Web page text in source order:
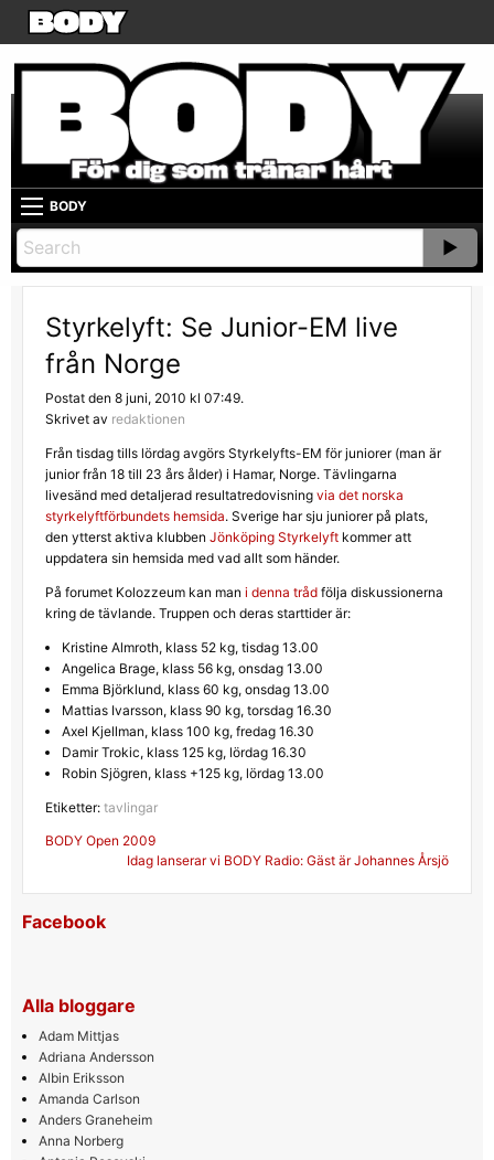
BODY
Styrkelyft: Se Junior-EM live
från Norge
Postat den 8 juni, 2010 kl 07:49.
Skrivet av redaktionen
Från tisdag tills lördag avgörs Styrkelyfts-EM för juniorer (man är
junior från 18 till 23 års ålder) i Hamar, Norge. Tävlingarna
livesänd med detaljerad resultatredovisning via det norska
styrkelyftförbundets hemsida. Sverige har sju juniorer på plats,
den ytterst aktiva klubben Jönköping Styrkelyftkommer att
uppdatera sin hemsida med vad allt som händer.
På forumet Kolozzeum kan man i denna trådfölja diskussionerna
kring de tävlande. Truppen och deras starttider är:
Kristine Almroth, klass 52 kg, tisdag 13.00
Angelica Brage, klass 56 kg, onsdag 13.00
Emma Björklund, klass 60 kg, onsdag 13.00
Mattias Ivarsson, klass 90 kg, torsdag 16.30
Axel Kjellman, klass 100 kg, fredag 16.30
Damir Trokic, klass 125 kg, lördag 16.30
Robin Sjögren, klass +125 kg, lördag 13.00
Etiketter: tavlingar
Inläggsnavigering
BODY Open 2009
Idag lanserar vi BODY Radio: Gäst är Johannes Årsjö
Facebook
Alla bloggare
Adam Mittjas
Adriana Andersson
Albin Eriksson
Amanda Carlson
Anders Graneheim
Anna Norberg